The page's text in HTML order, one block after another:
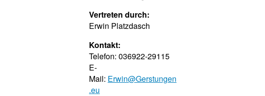
Vertreten durch:
Erwin Platzdasch
Kontakt:
Telefon: 036922-29115
E-
Mail: Erwin@Gerstungen
.eu